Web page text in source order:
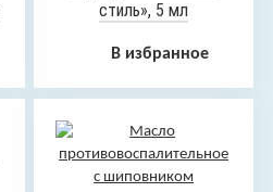
стиль», 5 мл
В избранное